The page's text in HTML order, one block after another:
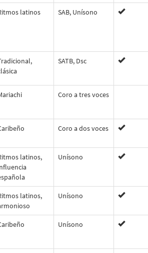
latinos SAB, Unísono
SATB, Dsc
Coro a tres voces
Coro a dos voces
latinos,
Unísono
latinos,
Unísono
Unísono